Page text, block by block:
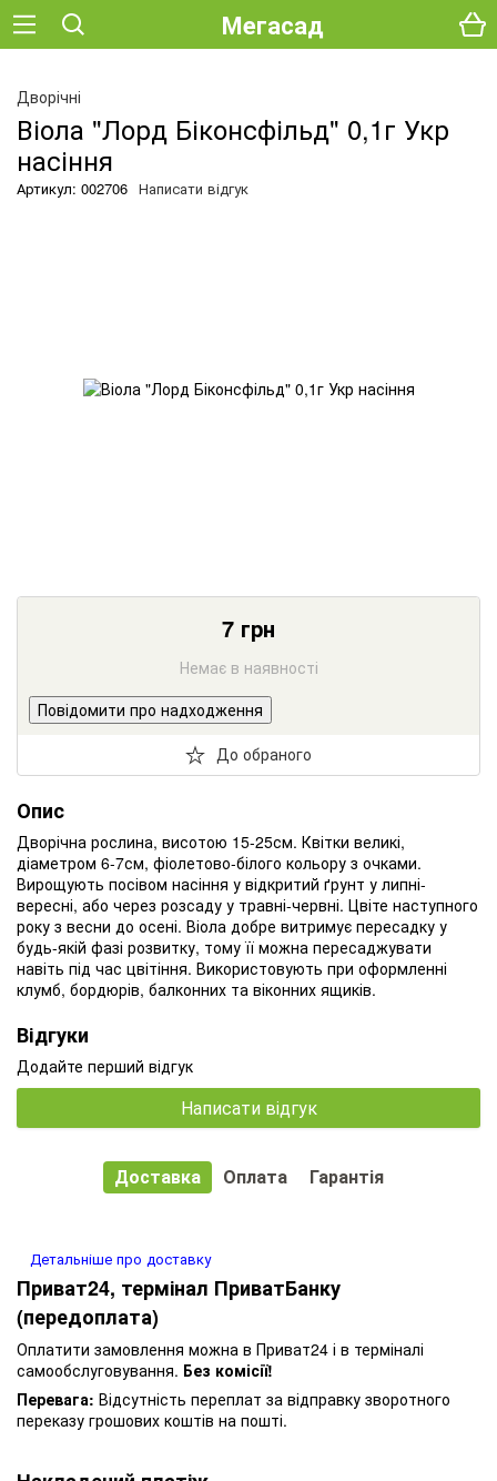
Мегасад
Дворічні
Віола "Лорд Біконсфільд" 0,1г Укр
насіння
Артикул: 002706 Написати відгук
7 грн
Немає в наявності
Повідомити про надходження
До обраного
Опис
Дворічна рослина, висотою 15-25см. Квітки великі,
діаметром 6-7см, фіолетово-білого кольору з очками.
Вирощують посівом насіння у відкритий ґрунт у липні-
вересні, або через розсаду у травні-червні. Цвіте наступного
року з весни до осені. Віола добре витримує пересадку у
будь-якій фазі розвитку, тому її можна пересаджувати
навіть під час цвітіння. Використовують при оформленні
клумб, бордюрів, балконних та віконних ящиків.
Відгуки
Додайте перший відгук
Написати відгук
Доставка Оплата Гарантія
Детальніше про доставку
Приват24, термінал ПриватБанку
(передоплата)
Оплатити замовлення можна в Приват24 і в терміналі
самообслуговування. Без комісії!
Перевага: Відсутність переплат за відправку зворотного
переказу грошових коштів на пошті.